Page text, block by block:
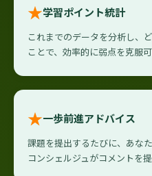
★学習ポイント統計
これまでのデータを分析し、
ことで、効率的に弱点を克服可
★一歩前進アドバイス
課題を提出するたびに、あな
コンシェルジュがコメントを提